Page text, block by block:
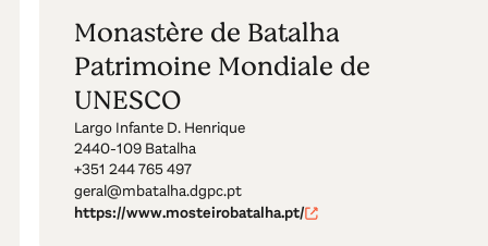
Monastère de Batalha
Patrimoine Mondiale de
UNESCO
Largo Infante D. Henrique
2440-109 Batalha
+351 244 765 497
geral@mbatalha.dgpc.pt
https://www.mosteirobatalha.pt/